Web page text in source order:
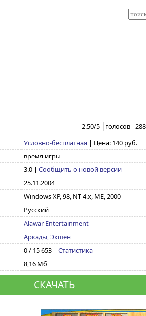
2.50/5 голосов -288
Условно-бесплатная | Цена: 140 руб.
время игры
3.0| Сообщить о новой версии
25.11.2004
Windows XP, 98, NT 4.x, ME, 2000
Русский
Alawar Entertainment
Аркады, Экшен
0 / 15 653 | Статистика
8,16 Мб
СКАЧАТЬ